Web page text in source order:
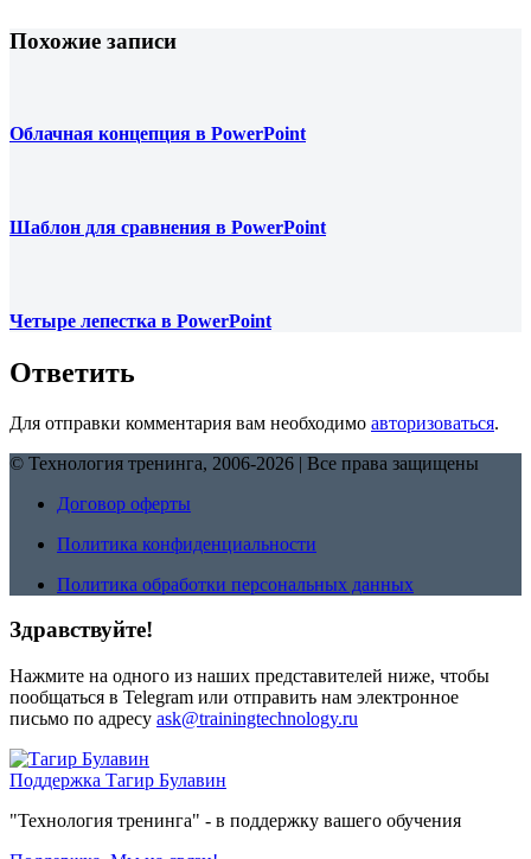
Похожие записи
Облачная концепция в PowerPoint
Шаблон для сравнения в PowerPoint
Четыре лепестка в PowerPoint
Ответить
Для отправки комментария вам необходимо авторизоваться.
© Технология тренинга, 2006-2026 | Все права защищены
Договор оферты
Политика конфиденциальности
Политика обработки персональных данных
Здравствуйте!
Нажмите на одного из наших представителей ниже, чтобы
пообщаться в Telegram или отправить нам электронное
письмо по адресу ask@trainingtechnology.ru
Поддержка Тагир Булавин
"Технология тренинга" - в поддержку вашего обучения